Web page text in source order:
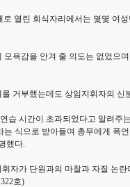
열린 회식자리에서는 몇몇 여
욕감을 안겨 줄 의도는 없었으
거부했는데도 상임지휘자의
습 시간이 초과되었다고 알려
식으로 받아들여 총무에게 폭
했다.
자가 단원과의 마찰과 자질 논
호)